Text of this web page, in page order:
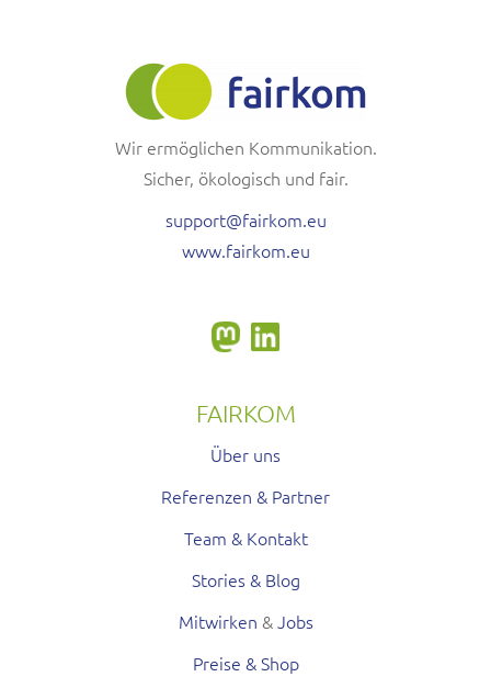
Wir ermöglichen Kommunikation.
Sicher, ökologisch und fair.
support@fairkom.eu
www.fairkom.eu
FAIRKOM
Über uns
Referenzen & Partner
Team & Kontakt
Stories & Blog
Mitwirken &Jobs
Preise & Shop